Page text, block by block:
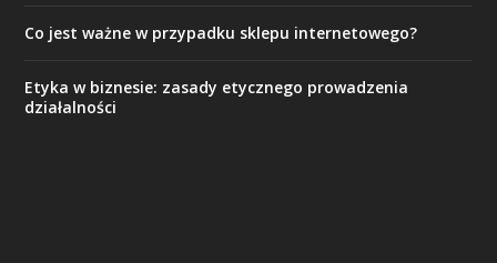
Co jest ważne w przypadku sklepu internetowego?
Etyka w biznesie: zasady etycznego prowadzenia
działalności